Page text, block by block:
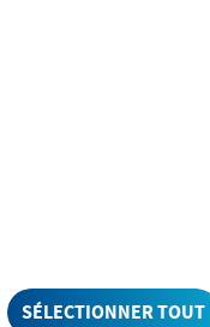
SÉLECTIONNER TOUT